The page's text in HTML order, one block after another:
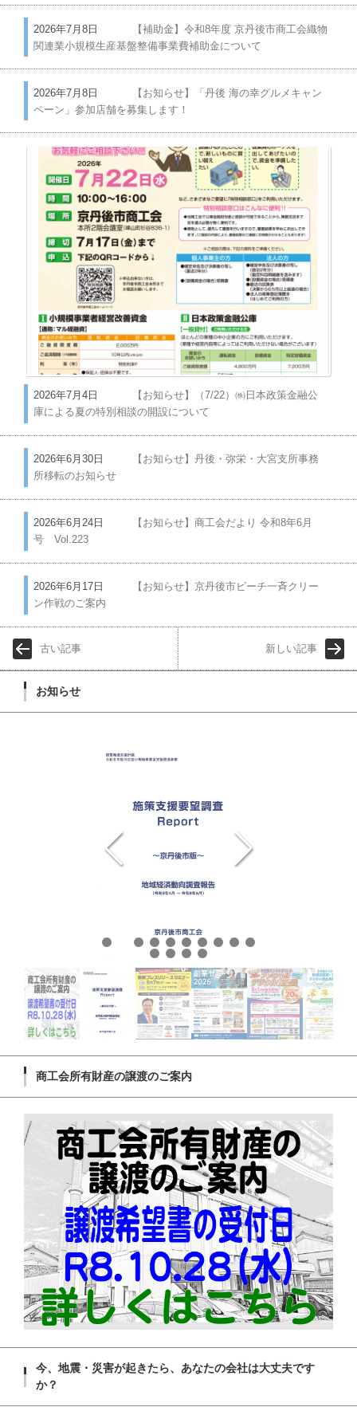
2026年7月8日
【補助金】令和8年度 京丹後市商工会織物
関連業小規模生産基盤整備事業費補助金について
2026年7月8日
【お知らせ】「丹後 海の幸グルメキャン
ペーン」参加店舗を募集します！
2026年7月4日
【お知らせ】（7/22）㈱日本政策金融公
庫による夏の特別相談の開設について
2026年6月30日
【お知らせ】丹後・弥栄・大宮支所事務
所移転のお知らせ
2026年6月24日
【お知らせ】商工会だより 令和8年6月
号 Vol.223
2026年6月17日
【お知らせ】京丹後市ビーチ一斉クリー
ン作戦のご案内
古い記事 新しい記事
お知らせ
商工会所有財産の譲渡のご案内
今、地震・災害が起きたら、あなたの会社は大丈夫です
か？